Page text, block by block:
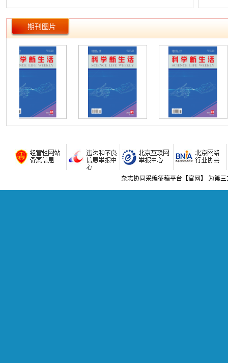
新方法
声音
医学是
专注
科普|肿
乳腺肿
肿瘤患
科普|口
米娅
青;24-
期刊图片
杂志协同采编征稿平台【官网】 为第